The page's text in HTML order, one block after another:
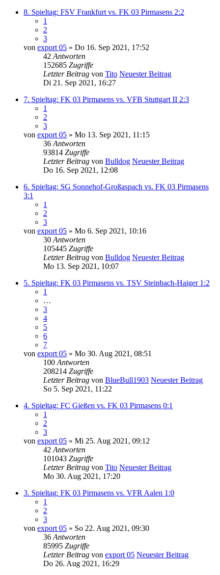
8. Spieltag: FSV Frankfurt vs. FK 03 Pirmasens 2:2
1
2
3
von export 05 » Do 16. Sep 2021, 17:52
42 Antworten
152685 Zugriffe
Letzter Beitrag von Tito Neuester Beitrag
Di 21. Sep 2021, 16:27
7. Spieltag: FK 03 Pirmasens vs. VFB Stuttgart II 2:3
1
2
3
von export 05 » Mo 13. Sep 2021, 11:15
36 Antworten
93814 Zugriffe
Letzter Beitrag von Bulldog Neuester Beitrag
Do 16. Sep 2021, 12:08
6. Spieltag: SG Sonnehof-Großaspach vs. FK 03 Pirmasens
3:1
1
2
3
von export 05 » Mo 6. Sep 2021, 10:16
30 Antworten
105445 Zugriffe
Letzter Beitrag von Bulldog Neuester Beitrag
Mo 13. Sep 2021, 10:07
5. Spieltag: FK 03 Pirmasens vs. TSV Steinbach-Haiger 1:2
1
…
3
4
5
6
7
von export 05 » Mo 30. Aug 2021, 08:51
100 Antworten
208214 Zugriffe
Letzter Beitrag von BlueBull1903 Neuester Beitrag
So 5. Sep 2021, 11:22
4. Spieltag: FC Gießen vs. FK 03 Pirmasens 0:1
1
2
3
von export 05 » Mi 25. Aug 2021, 09:12
42 Antworten
101043 Zugriffe
Letzter Beitrag von Tito Neuester Beitrag
Mo 30. Aug 2021, 17:20
3. Spieltag: FK 03 Pirmasens vs. VFR Aalen 1:0
1
2
3
von export 05 » So 22. Aug 2021, 09:30
36 Antworten
85995 Zugriffe
Letzter Beitrag von export 05 Neuester Beitrag
Do 26. Aug 2021, 16:29